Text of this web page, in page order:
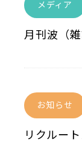
メディア
月刊波（
お知らせ
リクルー